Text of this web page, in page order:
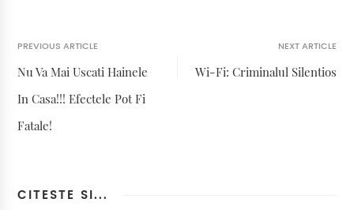
PREVIOUS ARTICLE
Nu Va Mai Uscati Hainele
In Casa!!! Efectele Pot Fi
Fatale!
NEXT ARTICLE
Wi-Fi: Criminalul Silentios
CITESTE SI...